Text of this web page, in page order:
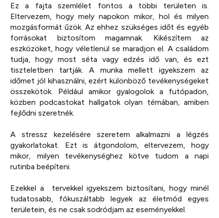
Ez a fajta szemlélet fontos a többi területen is.
Eltervezem, hogy mely napokon mikor, hol és milyen
mozgásformát űzök. Az ehhez szükséges időt és egyéb
forrásokat biztosítom magamnak. Kikészítem az
eszközöket, hogy véletlenül se maradjon el. A családom
tudja, hogy most séta vagy edzés idő van, és ezt
tiszteletben tartják. A munka mellett igyekszem az
időmet jól kihasználni, ezért különböző tevékenységeket
összekötök. Például amikor gyalogolok a futópadon,
közben podcastokat hallgatok olyan témában, amiben
fejlődni szeretnék.
A stressz kezelésére szeretem alkalmazni a légzés
gyakorlatokat. Ezt is átgondolom, eltervezem, hogy
mikor, milyen tevékenységhez kötve tudom a napi
rutinba beépíteni.
Ezekkel a tervekkel igyekszem biztosítani, hogy minél
tudatosabb, fókuszáltabb legyek az életmód egyes
területein, és ne csak sodródjam az eseményekkel.